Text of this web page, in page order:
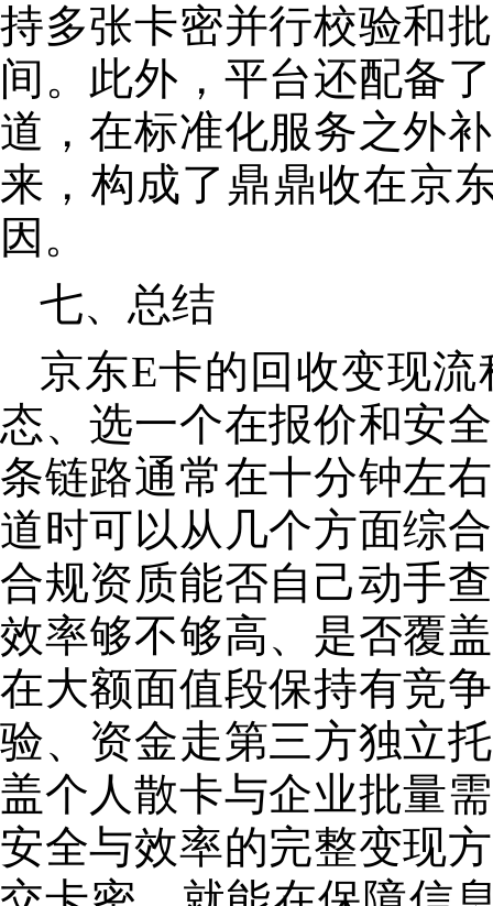
持多张卡密并行校验和
间。此外，平台还配备
道，在标准化服务之外
来，构成了鼎鼎收在京
因。
七、总结
京东E卡的回收变现
态、选一个在报价和安
条链路通常在十分钟左
道时可以从几个方面综
合规资质能否自己动手
效率够不够高、是否覆
在大额面值段保持有竞
验、资金走第三方独立
盖个人散卡与企业批量
安全与效率的完整变现